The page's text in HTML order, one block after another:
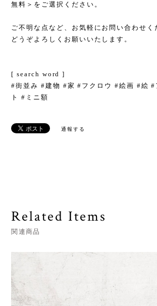
無料＞をご選択ください。
ご不明な点など、お気軽にお問い合わせく
どうぞよろしくお願いいたします。
[ search word ]
#街並み #建物 #家 #フクロウ #絵画 #絵 #
ト #ミニ額
通報する
Related Items
関連商品